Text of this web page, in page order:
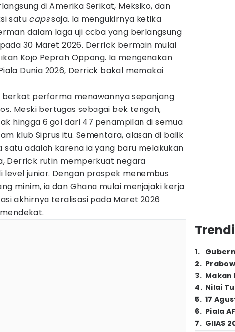
di Amerika Serikat, Meksiko, dan
satu capssaja. Ia mengukirnya ketika
dalam laga uji coba yang berlangsung
30 Maret 2026. Derrick bermain mulai
Kojo Peprah Oppong. Ia mengenakan
Dunia 2026, Derrick bakal memakai
berkat performa menawannya sepanjang
Meski bertugas sebagai bek tengah,
hingga 6 gol dari 47 penampilan di semua
klub Siprus itu. Sementara, alasan di balik
adalah karena ia yang baru melakukan
Derrick rutin memperkuat negara
level junior. Dengan prospek menembus
minim, ia dan Ghana mulai menjajaki kerja
akhirnya teralisasi pada Maret 2026
1.
2.
3. Makan
4. Nilai
5. 17
6. Piala
7. GIIAS